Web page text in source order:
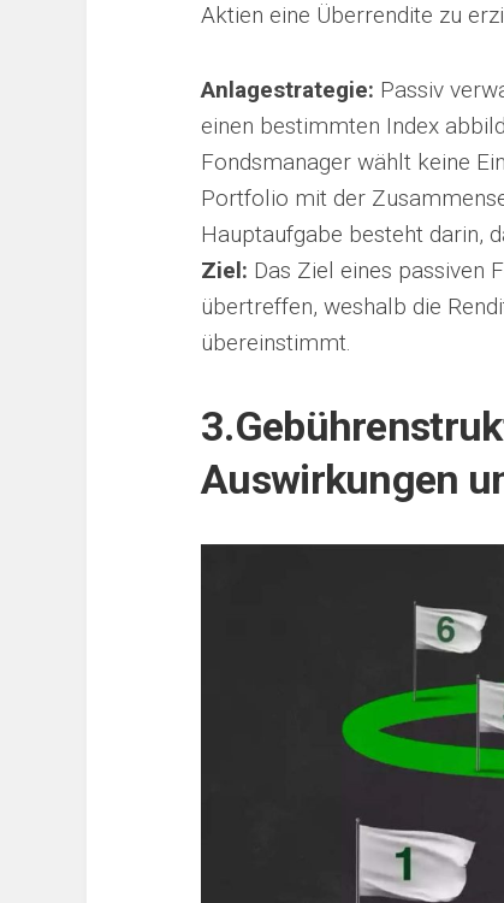
Aktien eine Überrendite zu
Anlagestrategie: Passiv
einen bestimmten Index
Fondsmanager wählt keine
Portfolio mit der
Hauptaufgabe besteht darin,
Ziel: Das Ziel eines passiven
übertreffen, weshalb die
übereinstimmt.
3.
Auswirkungen